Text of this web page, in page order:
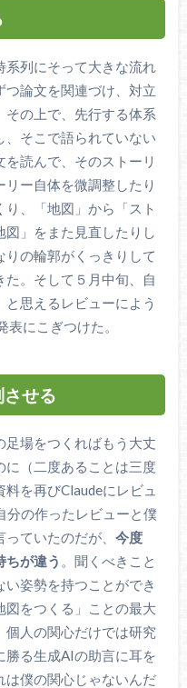
系列にそって大きな流れ
つ論文を関連づけ、対立
その上で、先行する体系
、そこで語られていない
読んで、そのストーリ
ー自体を微調整したり
、「地図」から「スト
」をまた見直したりし
の輪郭がくっきりして
た。そして５月中旬、自
思えるレビューによう
にこぎつけた。
せる
足場をつくればもう大丈
に（二度あることは三度
を再びClaudeにレビュ
分の作ったレビューと僕
ていたのだが、 今度
ちが違う
。聞くべきこと
姿勢を持つことができ
図をつくる」ことの最大
個人の関心だけでは研究
勝る生成AIの助言に耳を
は僕の関心じゃないんだ